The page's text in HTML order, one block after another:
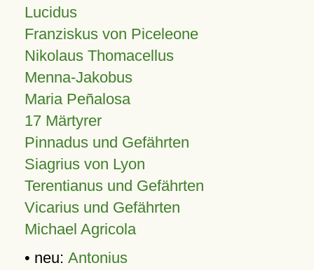
Lucidus
Franziskus von Piceleone
Nikolaus Thomacellus
Menna-Jakobus
Maria Peñalosa
17 Märtyrer
Pinnadus und Gefährten
Siagrius von Lyon
Terentianus und Gefährten
Vicarius und Gefährten
Michael Agricola
• neu: Antonius